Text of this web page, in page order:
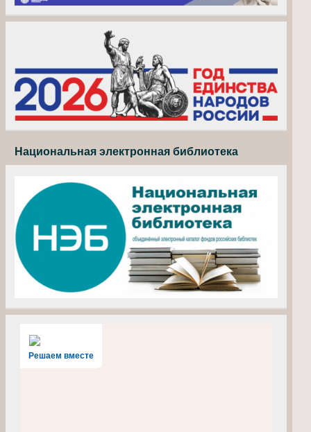
Национальная электронная библиотека
Решаем вместе